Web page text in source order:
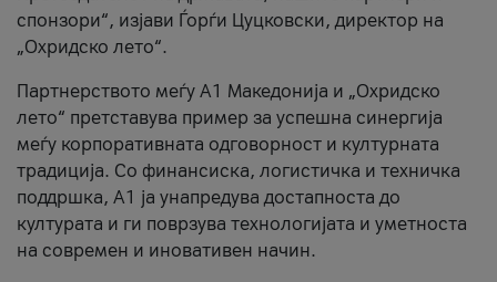
спонзори“, изјави Ѓорѓи Цуцковски, директор на
„Охридско лето“.
Партнерството меѓу A1 Македонија и „Охридско
лето“ претставува пример за успешна синергија
меѓу корпоративната одговорност и културната
традиција. Со финансиска, логистичка и техничка
поддршка, A1 ја унапредува достапноста до
културата и ги поврзува технологијата и уметноста
на современ и иновативен начин.